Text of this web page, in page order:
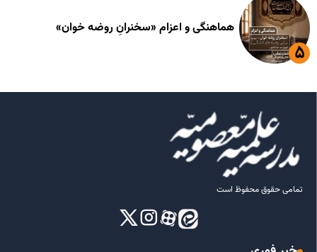
هماهنگی و اعزام «سخنرانِ روضه خوان»
تمامی حقوق محفوظ است